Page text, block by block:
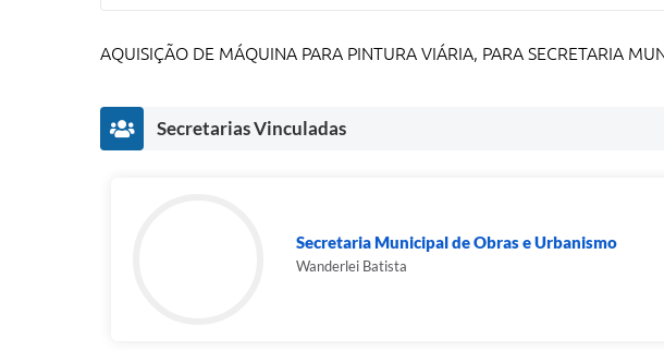
AQUISIÇÃO DE MÁQUINA PARA PINTURA VIÁRIA, PARA SECRETARIA
Secretarias Vinculadas
Secretaria Municipal de Obras e Urbanismo
Wanderlei Batista